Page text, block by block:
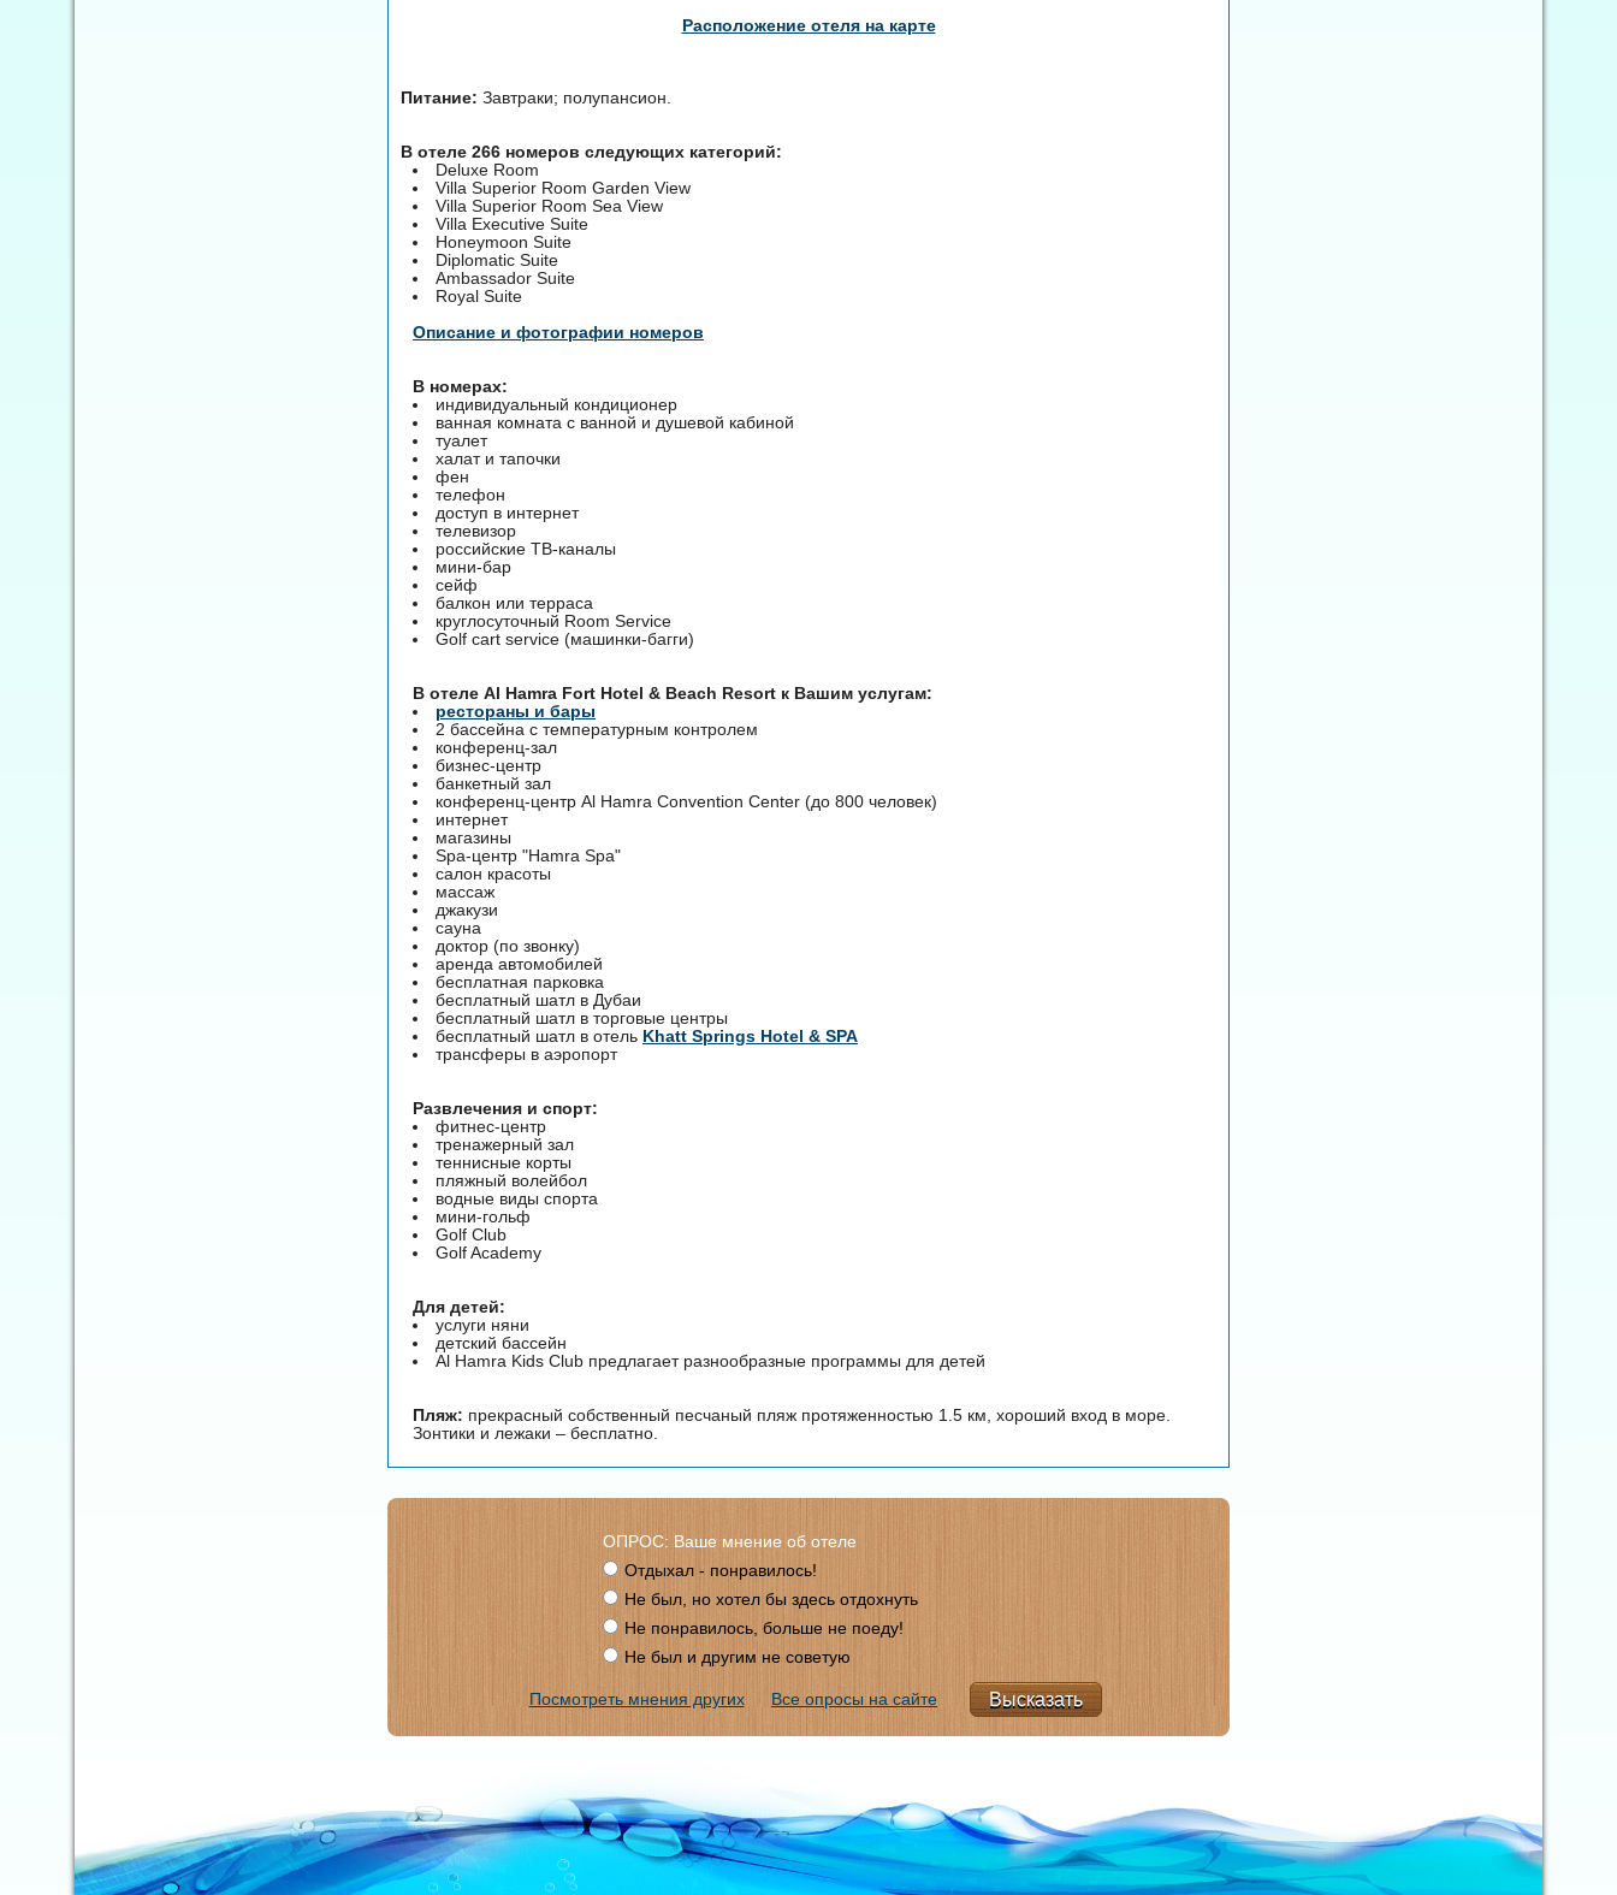
Расположение отеля на карте
Питание: Завтраки; полупансион.
В отеле 266 номеров следующих категорий:
Deluxe Room
Villa Superior Room Garden View
Villa Superior Room Sea View
Villa Executive Suite
Honeymoon Suite
Diplomatic Suite
Ambassador Suite
Royal Suite
Описание и фотографии номеров
В номерах:
индивидуальный кондиционер
ванная комната с ванной и душевой кабиной
туалет
халат и тапочки
фен
телефон
доступ в интернет
телевизор
российские ТВ-каналы
мини-бар
сейф
балкон или терраса
круглосуточный Room Service
Golf cart service (машинки-багги)
B отеле Al Hamra Fort Hotel & Beach Resort к Вашим услугам:
рестораны и бары
2 бассейна с температурным контролем
конференц-зал
бизнес-центр
банкетный зал
конференц-центр Al Hamra Convention Center (до 800 человек)
интернет
магазины
Spa-центр "Hamra Spa"
салон красоты
массаж
джакузи
сауна
доктор (по звонку)
аренда автомобилей
бесплатная парковка
бесплатный шатл в Дубаи
бесплатный шатл в торговые центры
бесплатный шатл в отель Khatt Springs Hotel & SPA
трансферы в аэропорт
Развлечения и спорт:
фитнес-центр
тренажерный зал
теннисные корты
пляжный волейбол
водные виды спорта
мини-гольф
Golf Club
Golf Academy
Для детей:
услуги няни
детский бассейн
Al Hamra Kids Club предлагает разнообразные программы для детей
Пляж: прекрасный собственный песчаный пляж протяженностью 1.5 км, хороший вход в море.
Зонтики и лежаки – бесплатно.
ОПРОС: Ваше мнение об отеле
Отдыхал - понравилось!
Не был, но хотел бы здесь отдохнуть
Не понравилось, больше не поеду!
Не был и другим не советую
Посмотреть мнения других Все опросы на сайте